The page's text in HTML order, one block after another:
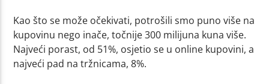
Kao što se može očekivati, potrošili smo puno više na
kupovinu nego inače, točnije 300 milijuna kuna više.
Najveći porast, od 51%, osjetio se u online kupovini, a
najveći pad na tržnicama, 8%.